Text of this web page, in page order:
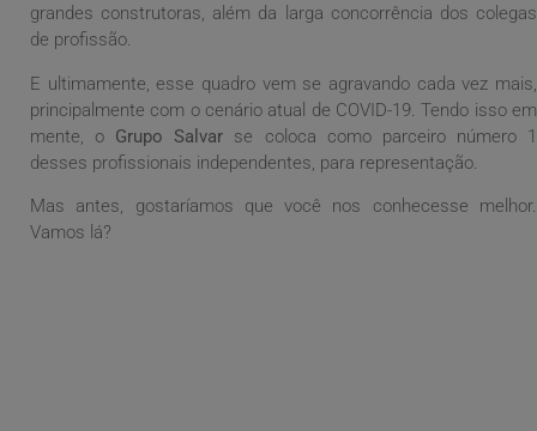
grandes construtoras, além da larga concorrência dos colegas
de profissão.
E ultimamente, esse quadro vem se agravando cada vez mais,
principalmente com o cenário atual de COVID-19. Tendo isso em
mente, o Grupo Salvar se coloca como parceiro número 1
desses profissionais independentes, para representação.
Mas antes, gostaríamos que você nos conhecesse melhor.
Vamos lá?